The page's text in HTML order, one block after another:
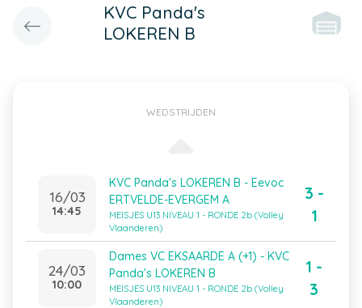
KVC Panda's
LOKEREN B
WEDSTRIJDEN
16/03
14:45
KVC Panda's LOKEREN B - Eevoc
ERTVELDE-EVERGEM A
MEISJES U13 NIVEAU 1 - RONDE 2b (Volley
Vlaanderen)
3 -
1
24/03
10:00
Dames VC EKSAARDE A (+1) - KVC
Panda's LOKEREN B
MEISJES U13 NIVEAU 1 - RONDE 2b (Volley
Vlaanderen)
1 -
3